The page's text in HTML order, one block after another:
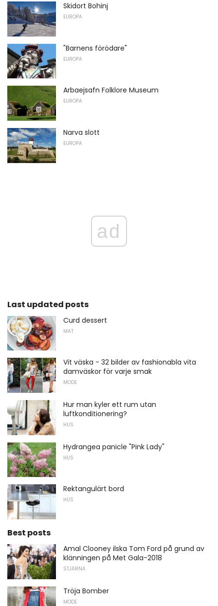
Skidort Bohinj
EUROPA
"Barnens förödare"
EUROPA
Arbaejsafn Folklore Museum
EUROPA
Narva slott
EUROPA
ad
Last updated posts
Curd dessert
MAT
Vit väska - 32 bilder av fashionabla vita
damväskor för varje smak
MODE
Hur man kyler ett rum utan
luftkonditionering?
HUS
Hydrangea panicle "Pink Lady"
HUS
Rektangulärt bord
HUS
Best posts
Amal Clooney ilska Tom Ford på grund av
klänningen på Met Gala-2018
STJÄRNA
Tröja Bomber
MODE